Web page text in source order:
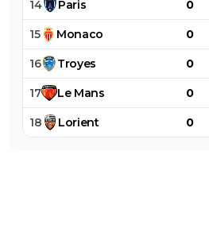
14 Paris 0
15 Monaco 0
16 Troyes 0
17 Le Mans 0
18 Lorient 0